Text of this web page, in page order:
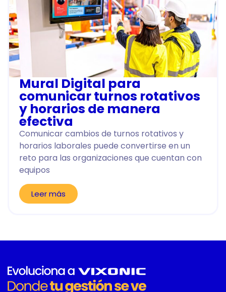
Mural Digital para
comunicar turnos rotativos
y horarios de manera
efectiva
Comunicar cambios de turnos rotativos y
horarios laborales puede convertirse en un
reto para las organizaciones que cuentan con
equipos
Leer más